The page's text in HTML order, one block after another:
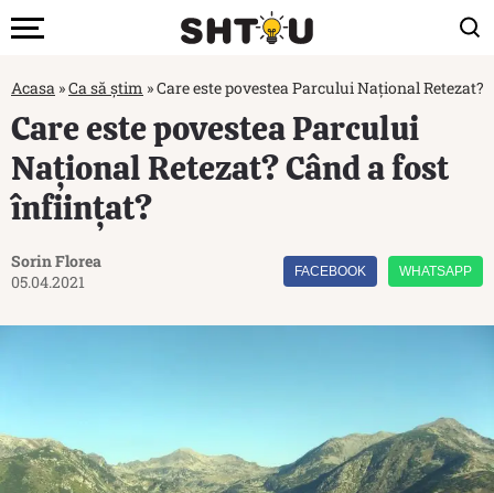
Acasa »Ca să știm »Care este povestea Parcului Național Retezat?
Care este povestea Parcului
Național Retezat? Când a fost
înființat?
Sorin Florea
05.04.2021
FACEBOOK WHATSAPP